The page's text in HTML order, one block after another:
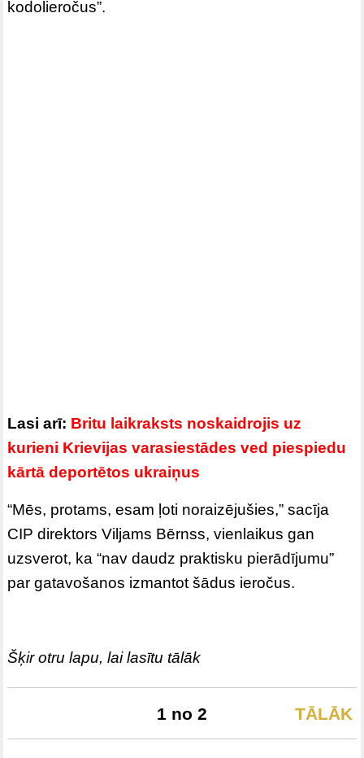
kodolieročus”.
Lasi arī: Britu laikraksts noskaidrojis uz
kurieni Krievijas varasiestādes ved piespiedu
kārtā deportētos ukraiņus
“Mēs, protams, esam ļoti noraizējušies,” sacīja
CIP direktors Viljams Bērnss, vienlaikus gan
uzsverot, ka “nav daudz praktisku pierādījumu”
par gatavošanos izmantot šādus ieročus.
Šķir otru lapu, lai lasītu tālāk
TĀLĀK
1 no 2